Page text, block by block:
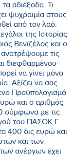
αδιέξοδα. Τι
ψυχραιμία στους
από τον λαό.
της Ιστορίας
Βενιζέλος και ο
τις
διεφθαρμένου
να γίνει μόνο
Αξίζει να σας
Προϋπολογισμό
και ο αριθμός
σύμφωνα με τις
του ΠΑΣΟΚ Γ.
400 δις ευρώ και
και των
ανέργων έχει